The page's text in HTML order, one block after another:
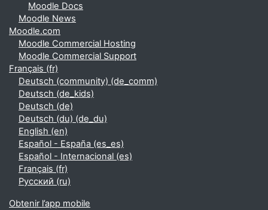
Moodle Docs
Moodle News
Moodle.com
Moodle Commercial Hosting
Moodle Commercial Support
Français ‎(fr)‎
Deutsch (community) ‎(de_comm)‎
Deutsch ‎(de_kids)‎
Deutsch ‎(de)‎
Deutsch (du) ‎(de_du)‎
English ‎(en)‎
Español - España ‎(es_es)‎
Español - Internacional ‎(es)‎
Français ‎(fr)‎
Русский ‎(ru)‎
Obtenir l’app mobile